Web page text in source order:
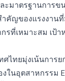
มาตรฐานการ
คัญของแรงงาน
ที่เหมาะสม เ
ไทยมุ่งเน้นกา
ในอุตสาหกรร